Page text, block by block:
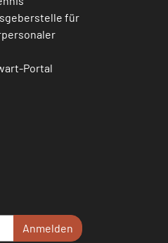
für
Portal
Anmelden